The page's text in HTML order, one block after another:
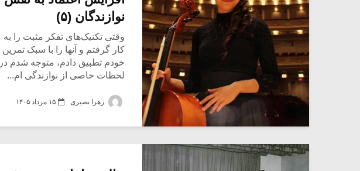
نوازندگان (۵)
وقتی تکنیک‌های تفکر مثبت را به
کار گرفتم و آنها را با سبک تمرین
خودم تطبیق دادم، متوجه شدم در
لحظات خاصی از نوازندگی ام...
زهرا نصیری ۱۵ مرداد ۱۴۰۵